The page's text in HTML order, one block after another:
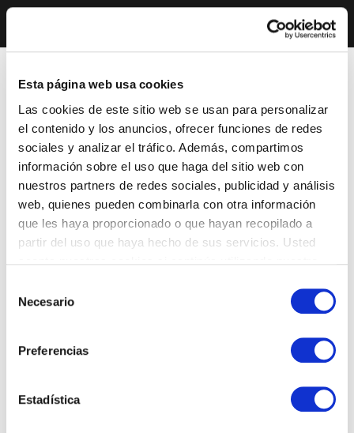
Esta página web usa cookies
Las cookies de este sitio web se usan para personalizar
el contenido y los anuncios, ofrecer funciones de redes
sociales y analizar el tráfico. Además, compartimos
información sobre el uso que haga del sitio web con
nuestros partners de redes sociales, publicidad y análisis
web, quienes pueden combinarla con otra información
que les haya proporcionado o que hayan recopilado a
partir del uso que haya hecho de sus servicios. Usted
Necesario
Preferencias
Estadística